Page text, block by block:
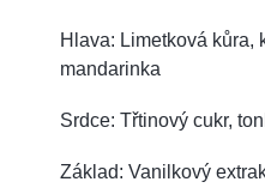
Hlava: Limetková kůra,
mandarinka
Srdce: Třtinový cukr,
Základ: Vanilkový